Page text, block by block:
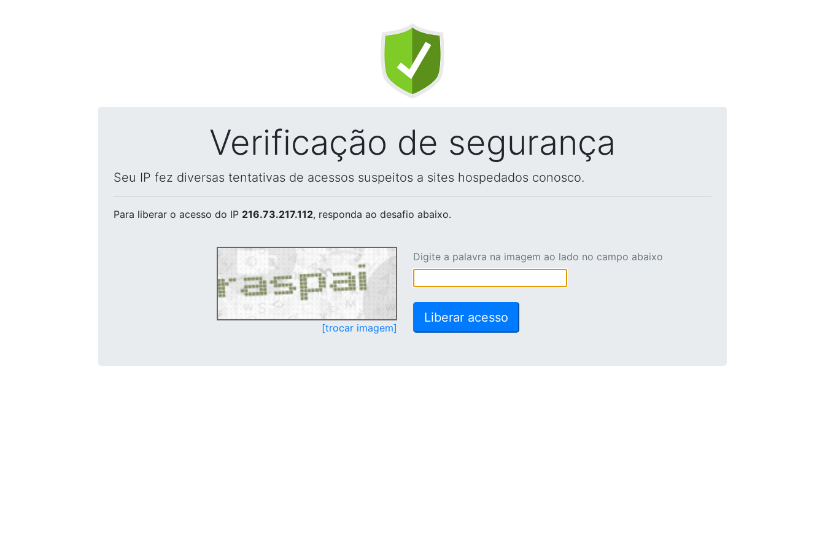
Verificação de segurança
Seu IP fez diversas tentativas de acessos suspeitos a sites hospedados conosco.
Para liberar o acesso do IP 216.73.217.112, responda ao desafio abaixo.
[trocar imagem]
Digite a palavra na imagem ao lado no campo abaixo